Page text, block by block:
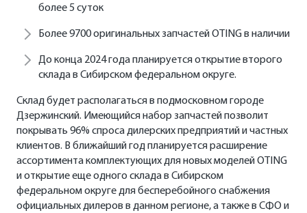
более 5 суток
Более 9700 оригинальных запчастей OTING в наличии
До конца 2024 года планируется открытие второго
склада в Сибирском федеральном округе.
Склад будет располагаться в подмосковном городе
Дзержинский. Имеющийся набор запчастей позволит
покрывать 96% спроса дилерских предприятий и частных
клиентов. В ближайший год планируется расширение
ассортимента комплектующих для новых моделей OTING
и открытие еще одного склада в Сибирском
федеральном округе для бесперебойного снабжения
официальных дилеров в данном регионе, а также в СФО и